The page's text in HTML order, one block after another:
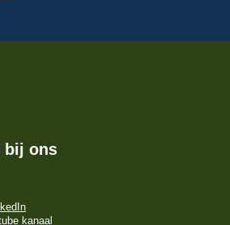
bij ons
kanaal